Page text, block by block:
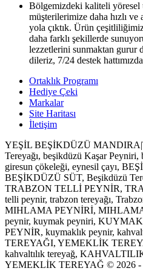
Bölgemizdeki kaliteli yöresel
müşterilerimize daha hızlı ve
yola çıktık. Ürün
daha farklı şekillerde
lezzetlerini sunmaktan gurur
dileriz, 7/24 destek
Ortaklık Programı
Hediye Çeki
Markalar
Site Haritası
İletişim
YEŞİL BEŞİKDÜZÜ
Tereyağı, beşikdüzü Kaşar
giresun çökeleği, eynesil çayı,
BEŞİKDÜZÜ SÜT, Beşikdüzü
TRABZON TELLİ PEYNİR,
telli peynir, trabzon tereyağı,
MIHLAMA PEYNİRİ,
peynir, kuymak peyniri,
PEYNİR, kuymaklık peynir,
TEREYAĞI, YEMEKLİK
kahvaltılık tereyağ,
YEMEKLİK TEREYAĞ © 2026 -